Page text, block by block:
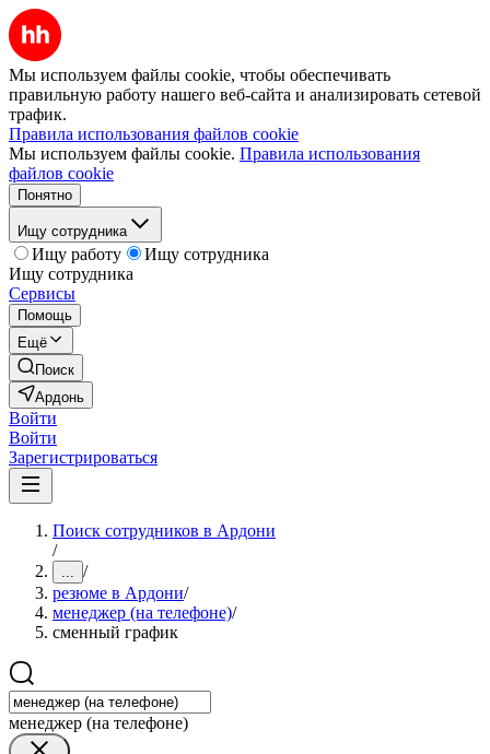
Мы используем файлы cookie, чтобы обеспечивать
правильную работу нашего веб-сайта и анализировать сетевой
трафик.
Правила использования файлов cookie
Мы используем файлы cookie. Правила использования
файлов cookie
Понятно
Ищу сотрудника
Ищу работу
Ищу сотрудника
Ищу сотрудника
Сервисы
Помощь
Ещё
Поиск
Ардонь
Войти
Войти
Зарегистрироваться
Поиск сотрудников в Ардони
/
... /
резюме в Ардони/
менеджер (на телефоне)/
сменный график
менеджер (на телефоне)